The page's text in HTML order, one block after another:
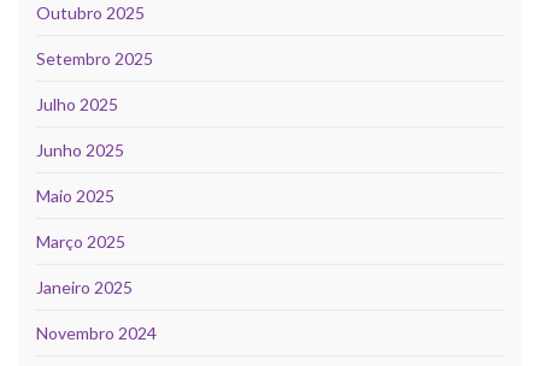
Outubro 2025
Setembro 2025
Julho 2025
Junho 2025
Maio 2025
Março 2025
Janeiro 2025
Novembro 2024